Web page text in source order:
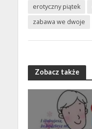
erotyczny piątek
zabawa we dwoje
Zobacz także